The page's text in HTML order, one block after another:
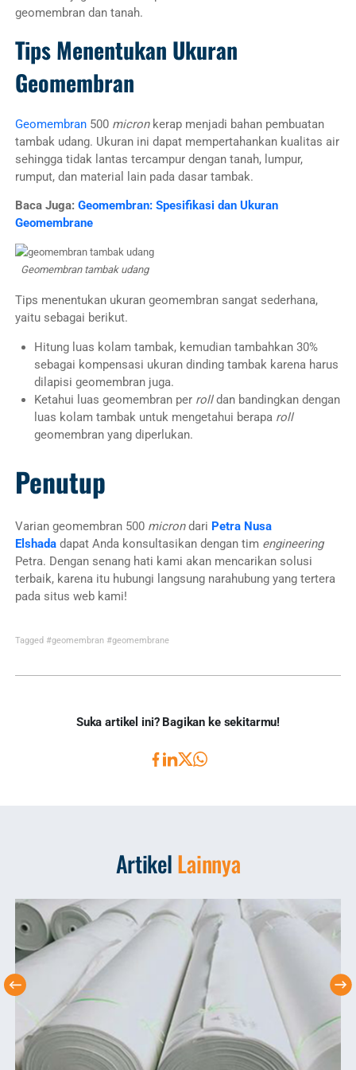
geomembran dan tanah.
Tips Menentukan Ukuran
Geomembran
Geomembran500 micronkerap menjadi bahan pembuatan
tambak udang. Ukuran ini dapat mempertahankan kualitas air
sehingga tidak lantas tercampur dengan tanah, lumpur,
rumput, dan material lain pada dasar tambak.
Baca Juga: Geomembran: Spesifikasi dan Ukuran
Geomembrane
Geomembran tambak udang
Tips menentukan ukuran geomembran sangat sederhana,
yaitu sebagai berikut.
Hitung luas kolam tambak, kemudian tambahkan 30%
sebagai kompensasi ukuran dinding tambak karena harus
dilapisi geomembran juga.
Ketahui luas geomembran per rolldan bandingkan dengan
luas kolam tambak untuk mengetahui berapa roll
geomembran yang diperlukan.
Penutup
Varian geomembran 500 microndari Petra Nusa
Elshadadapat Anda konsultasikan dengan tim engineering
Petra. Dengan senang hati kami akan mencarikan solusi
terbaik, karena itu hubungi langsung narahubung yang tertera
pada situs web kami!
Tagged #geomembran #geomembrane
Suka artikel ini? Bagikan ke sekitarmu!
ArtikelLainnya